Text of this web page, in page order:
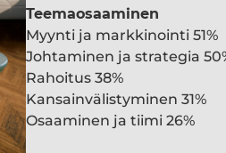
Teemaosaaminen
Myynti ja markkinointi 51%
Johtaminen ja strategia
Rahoitus 38%
Kansainvälistyminen 31%
Osaaminen ja tiimi 26%